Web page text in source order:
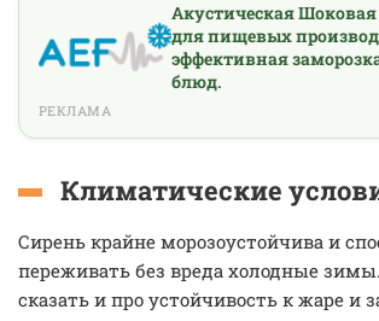
Акустическая
для пищевых
эффективная
блюд.
РЕКЛАМА
Климатические
Сирень крайне морозоустойчива и
переживать без вреда холодные
сказать и про устойчивость к жаре и